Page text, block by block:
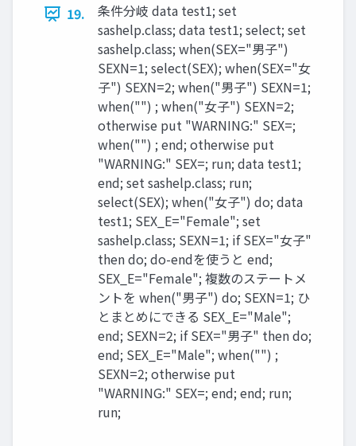
19.
条件分岐 data test1; set
sashelp.class; data test1; select; set
sashelp.class; when(SEX="男子")
SEXN=1; select(SEX); when(SEX="女
子") SEXN=2; when("男子") SEXN=1;
when("") ; when("女子") SEXN=2;
otherwise put "WARNING:" SEX=;
when("") ; end; otherwise put
"WARNING:" SEX=; run; data test1;
end; set sashelp.class; run;
select(SEX); when("女子") do; data
test1; SEX_E="Female"; set
sashelp.class; SEXN=1; if SEX="女子"
then do; do-endを使うと end;
SEX_E="Female"; 複数のステートメ
ントを when("男子") do; SEXN=1; ひ
とまとめにできる SEX_E="Male";
end; SEXN=2; if SEX="男子" then do;
end; SEX_E="Male"; when("") ;
SEXN=2; otherwise put
"WARNING:" SEX=; end; end; run;
run;